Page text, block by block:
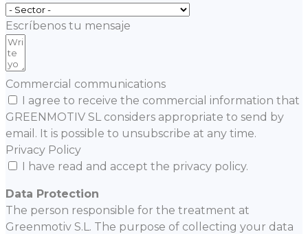
Escríbenos tu mensaje
Commercial communications
I agree to receive the commercial information that
GREENMOTIV SL considers appropriate to send by
email. It is possible to unsubscribe at any time.
Privacy Policy
I have read and accept the privacy policy.
Data Protection
The person responsible for the treatment at
Greenmotiv S.L. The purpose of collecting your data